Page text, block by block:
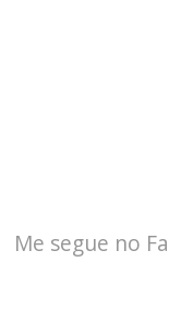
Me segue no